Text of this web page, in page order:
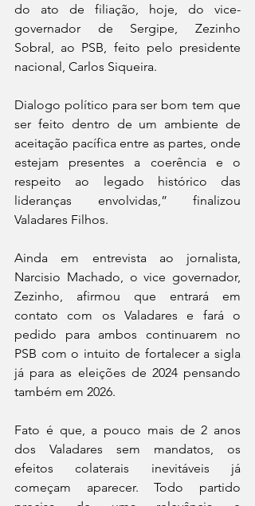
do ato de filiação, hoje, do vice-
governador de Sergipe, Zezinho
Sobral, ao PSB, feito pelo presidente
nacional, Carlos Siqueira.
Dialogo político para ser bom tem que
ser feito dentro de um ambiente de
aceitação pacífica entre as partes, onde
estejam presentes a coerência e o
respeito ao legado histórico das
lideranças envolvidas,” finalizou
Valadares Filhos.
Ainda em entrevista ao jornalista,
Narcisio Machado, o vice governador,
Zezinho, afirmou que entrará em
contato com os Valadares e fará o
pedido para ambos continuarem no
PSB com o intuito de fortalecer a sigla
já para as eleições de 2024 pensando
também em 2026.
Fato é que, a pouco mais de 2 anos
dos Valadares sem mandatos, os
efeitos colaterais inevitáveis já
começam aparecer. Todo partido